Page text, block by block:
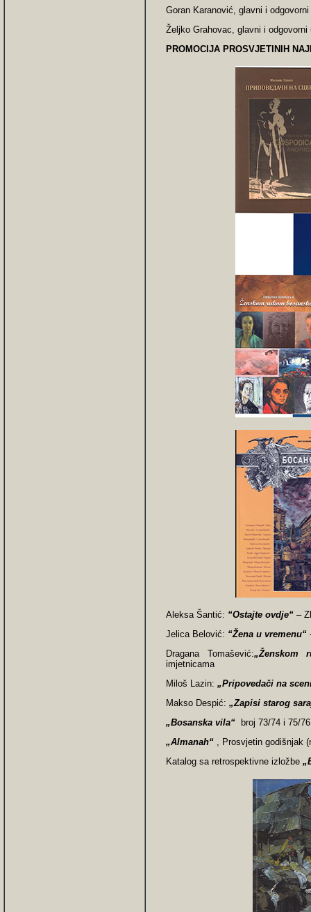
Goran Karanović, glavni i
Želјko Grahovac, glavni i
PROMOCIJA PROSVJETINIH
Aleksa Šantić: “Ostajte ovdje“ –
Jelica Belović: “Žena u vremenu“
Dragana Tomašević:„Ženskom
imjetnicama
Miloš Lazin:„Pripovedači na
Makso Despić:„Zapisi starog
„Bosanska vila“
broj 73/74 i 75/76
„Almanah“ , Prosvjetin godišnjak
Katalog sa retrospektivne izložbe „